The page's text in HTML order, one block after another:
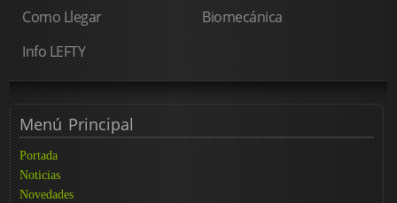
Como Llegar
Biomecánica
Info LEFTY
MenúPrincipal
Portada
Noticias
Novedades